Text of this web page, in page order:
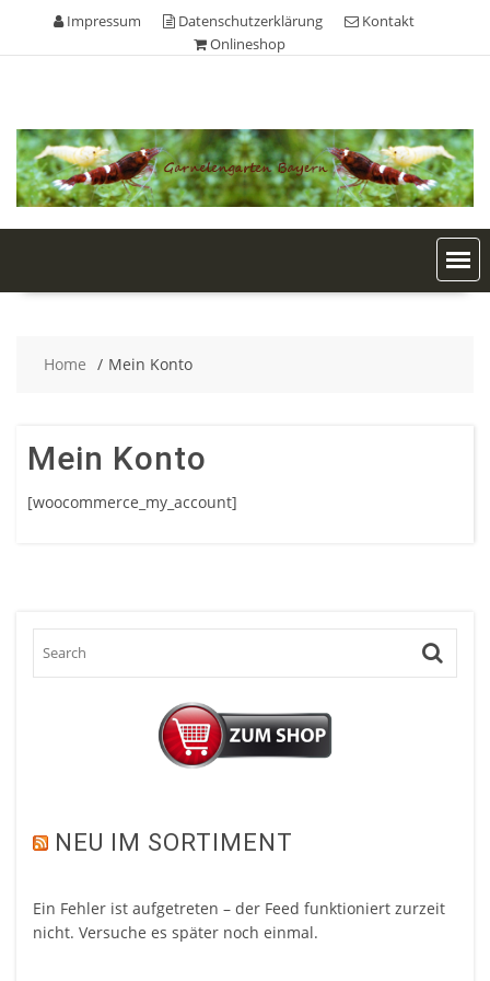
content
Impressum Datenschutzerklärung
Kontakt
Onlineshop
Home Mein Konto
Mein Konto
[woocommerce_my_account]
NEU IM SORTIMENT
Ein Fehler ist aufgetreten – der Feed funktioniert zurzeit
nicht. Versuche es später noch einmal.